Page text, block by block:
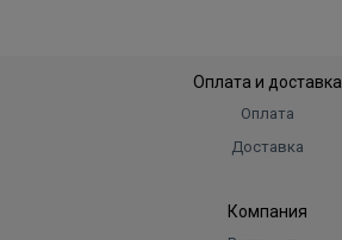
Оплата и доставка
Оплата
Доставка
Компания